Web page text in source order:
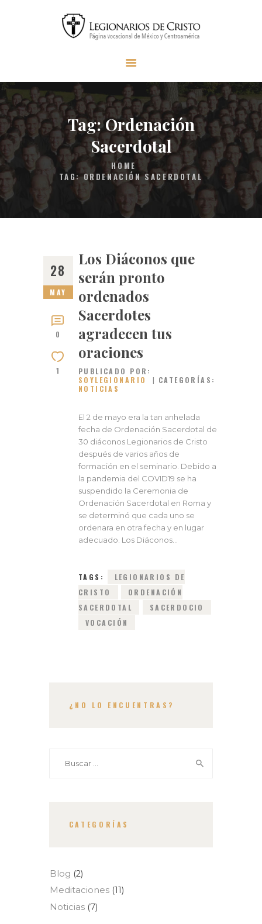
Tag: Ordenación
Sacerdotal
HOME
TAG: ORDENACIÓN SACERDOTAL
MISIÓN LC
MATERIAL
FAQS
CONTACTO
DONAR
28
MAY
0
1
Los Diáconos que
serán pronto
ordenados
Sacerdotes
agradecen tus
oraciones
PUBLICADO POR:
SOYLEGIONARIO
CATEGORÍAS:
NOTICIAS
El 2 de mayo era la tan anhelada
fecha de Ordenación Sacerdotal de
30 diáconos Legionarios de Cristo
después de varios años de
formación en el seminario. Debido a
la pandemia del COVID19 se ha
suspendido la Ceremonia de
Ordenación Sacerdotal en Roma y
se determinó que cada uno se
ordenara en otra fecha y en lugar
adecuado. Los Diáconos…
TAGS:
LEGIONARIOS DE
CRISTO
ORDENACIÓN
SACERDOTAL
SACERDOCIO
VOCACIÓN
¿NO LO ENCUENTRAS?
CATEGORÍAS
Blog (2)
Meditaciones (11)
Noticias (7)